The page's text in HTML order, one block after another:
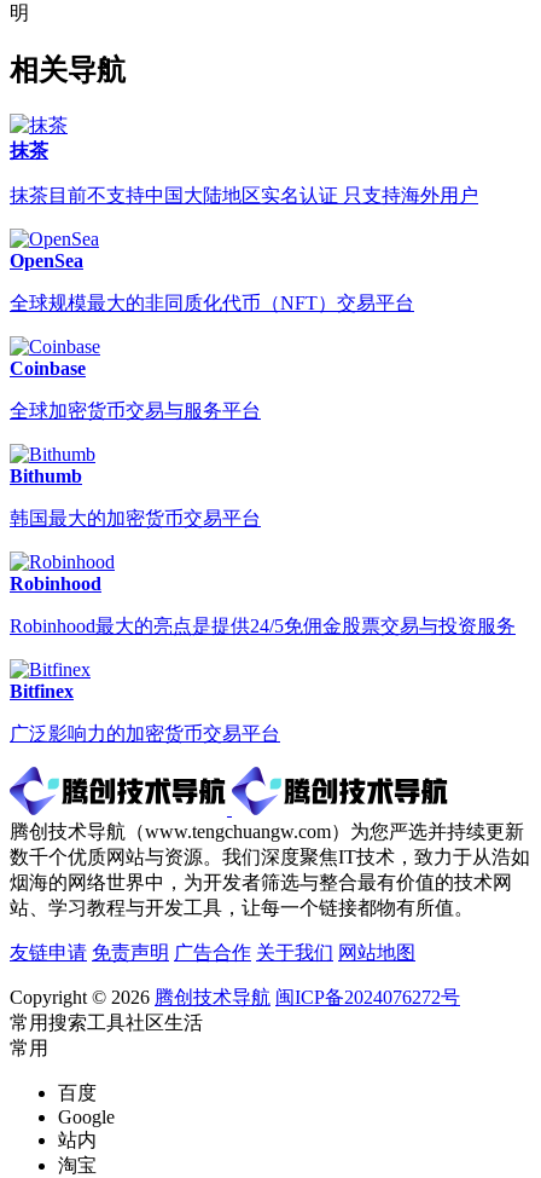
明
相关导航
抹茶
抹茶目前不支持中国大陆地区实名认证 只支持海外用户
OpenSea
全球规模最大的非同质化代币（NFT）交易平台
Coinbase
全球加密货币交易与服务平台
Bithumb
韩国最大的加密货币交易平台
Robinhood
Robinhood最大的亮点是提供24/5免佣金股票交易与投资服务
Bitfinex
广泛影响力的加密货币交易平台
腾创技术导航（www.tengchuangw.com）为您严选并持续更新
数千个优质网站与资源。我们深度聚焦IT技术，致力于从浩如
烟海的网络世界中，为开发者筛选与整合最有价值的技术网
站、学习教程与开发工具，让每一个链接都物有所值。
友链申请 免责声明 广告合作 关于我们 网站地图
Copyright © 2026 腾创技术导航 闽ICP备2024076272号
常用搜索工具社区生活
常用
百度
Google
站内
淘宝